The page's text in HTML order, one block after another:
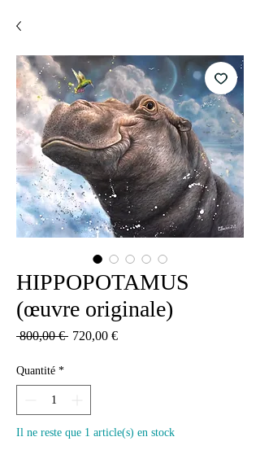
HIPPOPOTAMUS
(œuvre originale)
800,00 € Prix
720,00 €Prix
Quantité *
Il ne reste que 1 article(s) en stock